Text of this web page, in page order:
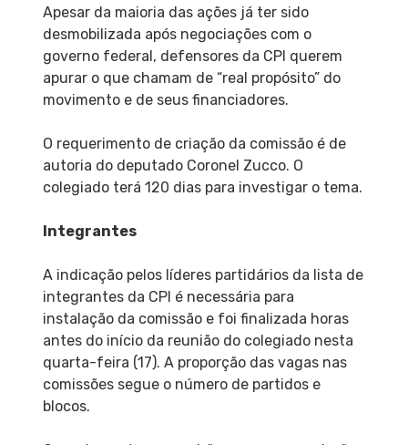
Apesar da maioria das ações já ter sido
desmobilizada após negociações com o
governo federal, defensores da CPI querem
apurar o que chamam de “real propósito” do
movimento e de seus financiadores.
O requerimento de criação da comissão é de
autoria do deputado Coronel Zucco. O
colegiado terá 120 dias para investigar o tema.
Integrantes
A indicação pelos líderes partidários da lista de
integrantes da CPI é necessária para
instalação da comissão e foi finalizada horas
antes do início da reunião do colegiado nesta
quarta-feira (17). A proporção das vagas nas
comissões segue o número de partidos e
blocos.